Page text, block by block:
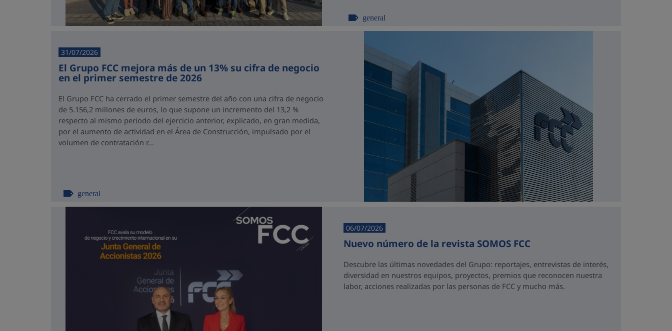
general
31/07/2026
El Grupo FCC mejora más de un 13% su cifra de negocio
en el primer semestre de 2026
El Grupo FCC ha cerrado el primer semestre del año con una cifra de negocio
de 5.156,2 millones de euros, lo que supone un incremento del 13,2 %
respecto al mismo periodo del ejercicio anterior, explicado, en gran medida,
por el aumento de actividad en el Área de Construcción, impulsado por el
volumen de contratación r...
general
06/07/2026
Nuevo número de la revista SOMOS FCC
Descubre las últimas novedades del Grupo: reportajes, entrevistas de interés,
diversidad en nuestros equipos, proyectos, premios que reconocen nuestra
labor, acciones realizadas por las personas de FCC y mucho más.